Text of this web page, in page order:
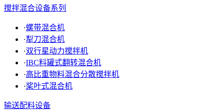
搅拌混合设备系列
·螺带混合机
·犁刀混合机
·双行星动力搅拌机
·IBC料罐式翻转混合机
·高比重物料混合分散搅拌机
·桨叶式混合机
输送配料设备